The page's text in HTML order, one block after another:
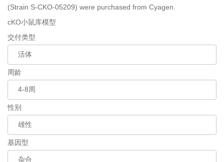
(Strain S-CKO-05209) were purchased from Cyagen.
cKO小鼠库模型
交付类型
周龄
性别
基因型